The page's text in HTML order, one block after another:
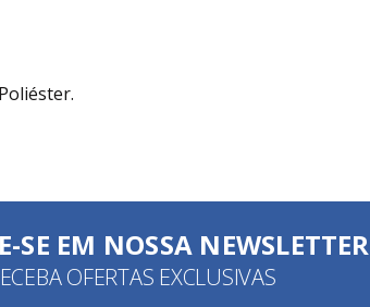
SE EM NOSSA NEWSLETTER
OFERTAS EXCLUSIVAS